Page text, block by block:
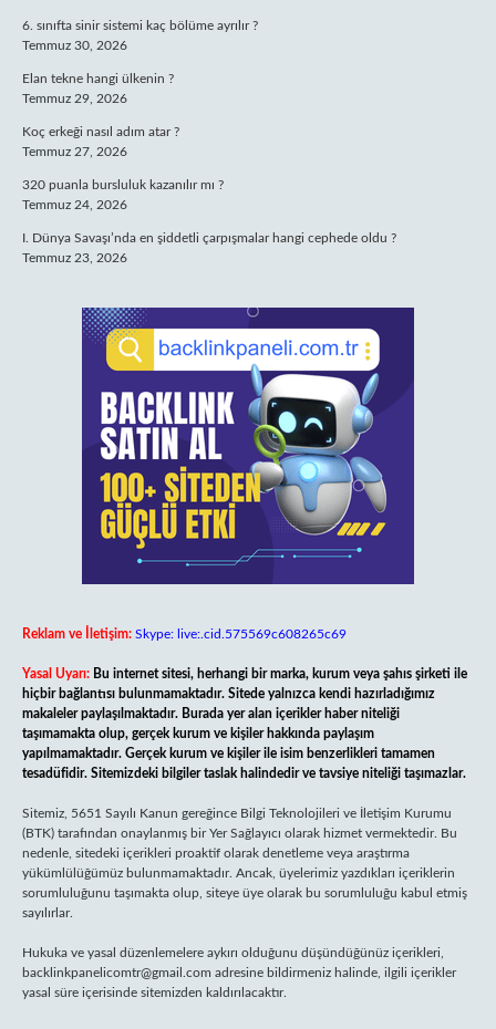
6. sınıfta sinir sistemi kaç bölüme ayrılır ?
Temmuz 30, 2026
Elan tekne hangi ülkenin ?
Temmuz 29, 2026
Koç erkeği nasıl adım atar ?
Temmuz 27, 2026
320 puanla bursluluk kazanılır mı ?
Temmuz 24, 2026
I. Dünya Savaşı’nda en şiddetli çarpışmalar hangi cephede oldu ?
Temmuz 23, 2026
Reklam ve İletişim: Skype: live:.cid.575569c608265c69
Yasal Uyarı: Bu internet sitesi, herhangi bir marka, kurum veya şahıs şirketi ile
hiçbir bağlantısı bulunmamaktadır. Sitede yalnızca kendi hazırladığımız
makaleler paylaşılmaktadır. Burada yer alan içerikler haber niteliği
taşımamakta olup, gerçek kurum ve kişiler hakkında paylaşım
yapılmamaktadır. Gerçek kurum ve kişiler ile isim benzerlikleri tamamen
tesadüfidir. Sitemizdeki bilgiler taslak halindedir ve tavsiye niteliği taşımazlar.
Sitemiz, 5651 Sayılı Kanun gereğince Bilgi Teknolojileri ve İletişim Kurumu
(BTK) tarafından onaylanmış bir Yer Sağlayıcı olarak hizmet vermektedir. Bu
nedenle, sitedeki içerikleri proaktif olarak denetleme veya araştırma
yükümlülüğümüz bulunmamaktadır. Ancak, üyelerimiz yazdıkları içeriklerin
sorumluluğunu taşımakta olup, siteye üye olarak bu sorumluluğu kabul etmiş
sayılırlar.
Hukuka ve yasal düzenlemelere aykırı olduğunu düşündüğünüz içerikleri,
backlinkpanelicomtr@gmail.com adresine bildirmeniz halinde, ilgili içerikler
yasal süre içerisinde sitemizden kaldırılacaktır.